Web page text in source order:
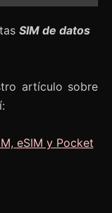
SIM de datos
artículo sobre